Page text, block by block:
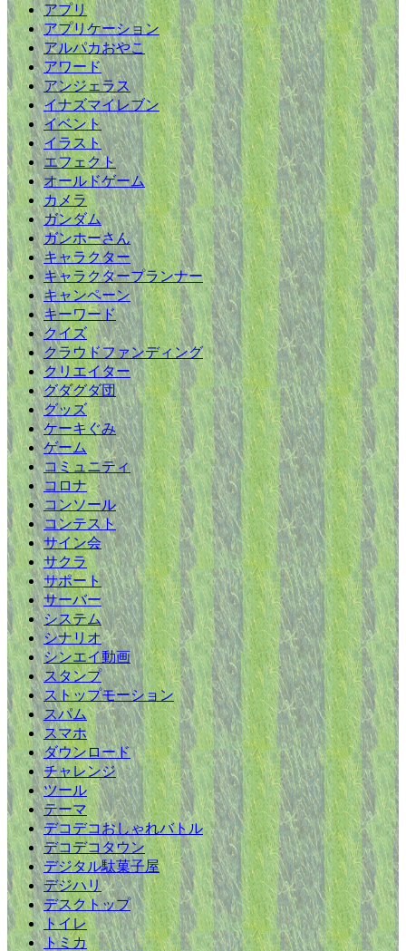
アプリ
アプリケーション
アルパカおやこ
アワード
アンジェラス
イナズマイレブン
イベント
イラスト
エフェクト
オールドゲーム
カメラ
ガンダム
ガンホーさん
キャラクター
キャラクタープランナー
キャンペーン
キーワード
クイズ
クラウドファンディング
クリエイター
グダグダ団
グッズ
ケーキぐみ
ゲーム
コミュニティ
コロナ
コンソール
コンテスト
サイン会
サクラ
サポート
サーバー
システム
シナリオ
シンエイ動画
スタンプ
ストップモーション
スパム
スマホ
ダウンロード
チャレンジ
ツール
テーマ
デコデコおしゃれバトル
デコデコタウン
デジタル駄菓子屋
デジハリ
デスクトップ
トイレ
トミカ